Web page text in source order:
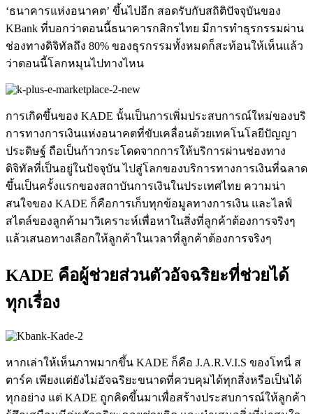
‘ธนาคารแห่งอนาคต’ ขึ้นไปอีก สอดรับกับสถิติปัจจุบันของ
KBank ที่บอกว่าตอนนี้ธนาคารกสิกรไทย มีการทำธุรกรรมผ่าน
ช่องทางดิจิทัลถึง 80% ของธุรกรรมทั้งหมดก็สะท้อนให้เห็นแล้ว
ว่าตอนนี้โลกหมุนไปทางไหน
การเกิดขึ้นของ KADE นั้นเป็นการเพิ่มประสบการณ์ใหม่ของบริ
การทางการเงินแห่งอนาคตที่ขับเคลื่อนด้วยเทคโนโลยีปัญญา
ประดิษฐ์ ถือเป็นก้าวกระโดดจากการให้บริการผ่านช่องทาง
ดิจิทัลที่เป็นอยู่ในปัจจุบัน ไปสู่โลกของบริการทางการเงินที่ฉลาด
ขึ้นเป็นครั้งแรกของสถาบันการเงินในประเทศไทย ความน่า
สนใจของ KADE ก็คือการเก็บทุกข้อมูลทางการเงิน และไลฟ์
สไตล์ของลูกค้ามาวิเคราะห์เพื่อหาในสิ่งที่ลูกค้าต้องการจริงๆ
แล้วเสนอทางเลือกให้ลูกค้าในเวลาที่ลูกค้าต้องการจริงๆ
KADE คือผู้ช่วยส่วนตัวอัจฉริยะที่ช่วยได้
ทุกเรื่อง
หากเล่าให้เห็นภาพมากขึ้น KADE ก็คือ J.A.R.V.I.S ของโทนี่ ส
ตาร์ค เพียงแต่ยังไม่อัจฉริยะขนาดที่ควบคุมได้ทุกสิ่งหรือเป็นได้
ทุกอย่าง แต่ KADE ถูกคิดขึ้นมาเพื่อสร้างประสบการณ์ให้ลูกค้า